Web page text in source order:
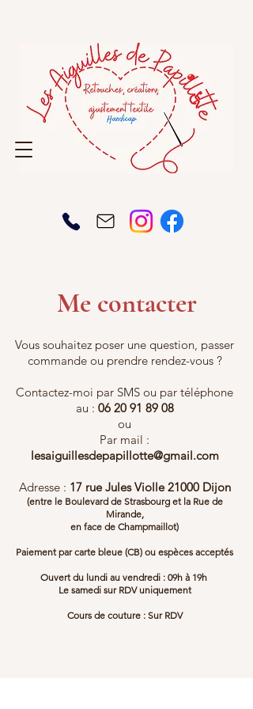
Me contacter
Vous souhaitez poser une question, passer
commande ou prendre rendez-vous ?
Contactez-moi par SMS ou par téléphone
au : 06 20 91 89 08
ou
Par mail :
lesaiguillesdepapillotte@gmail.com
Adresse : 17 rue Jules Violle 21000 Dijon
(entre le Boulevard de Strasbourg et la Rue de
Mirande,
en face de Champmaillot)
Paiement par carte bleue (CB) ou espèces acceptés
Ouvert du lundi au vendredi : 09h à 19h
Le samedi sur RDV uniquement
Cours de couture : Sur RDV